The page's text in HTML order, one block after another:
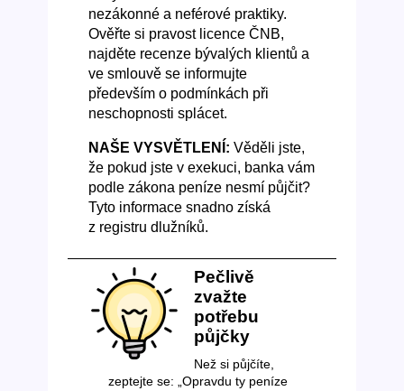
nezákonné a neférové praktiky.
Ověřte si pravost licence ČNB,
najděte recenze bývalých klientů a
ve smlouvě se informujte
především o podmínkách při
neschopnosti splácet.
NAŠE VYSVĚTLENÍ: Věděli jste,
že pokud jste v exekuci, banka vám
podle zákona peníze nesmí půjčit?
Tyto informace snadno získá
z registru dlužníků.
Pečlivě
zvažte
potřebu
půjčky
Než si půjčíte,
zeptejte se: „Opravdu ty peníze